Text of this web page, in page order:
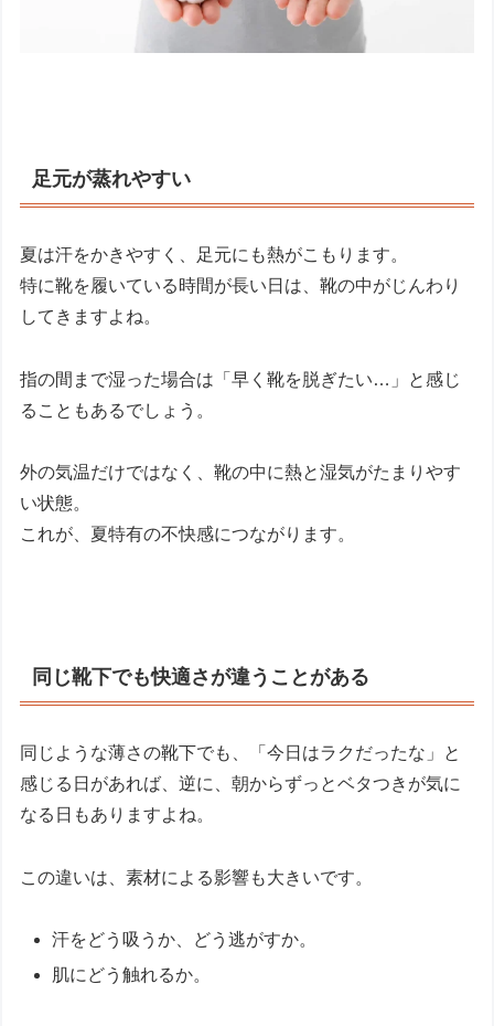
足元が蒸れやすい
夏は汗をかきやすく、足元にも熱がこもります。
特に靴を履いている時間が長い日は、靴の中がじんわり
してきますよね。
指の間まで湿った場合は「早く靴を脱ぎたい…」と感じ
ることもあるでしょう。
外の気温だけではなく、靴の中に熱と湿気がたまりやす
い状態。
これが、夏特有の不快感につながります。
同じ靴下でも快適さが違うことがある
同じような薄さの靴下でも、「今日はラクだったな」と
感じる日があれば、逆に、朝からずっとベタつきが気に
なる日もありますよね。
この違いは、素材による影響も大きいです。
汗をどう吸うか、どう逃がすか。
肌にどう触れるか。